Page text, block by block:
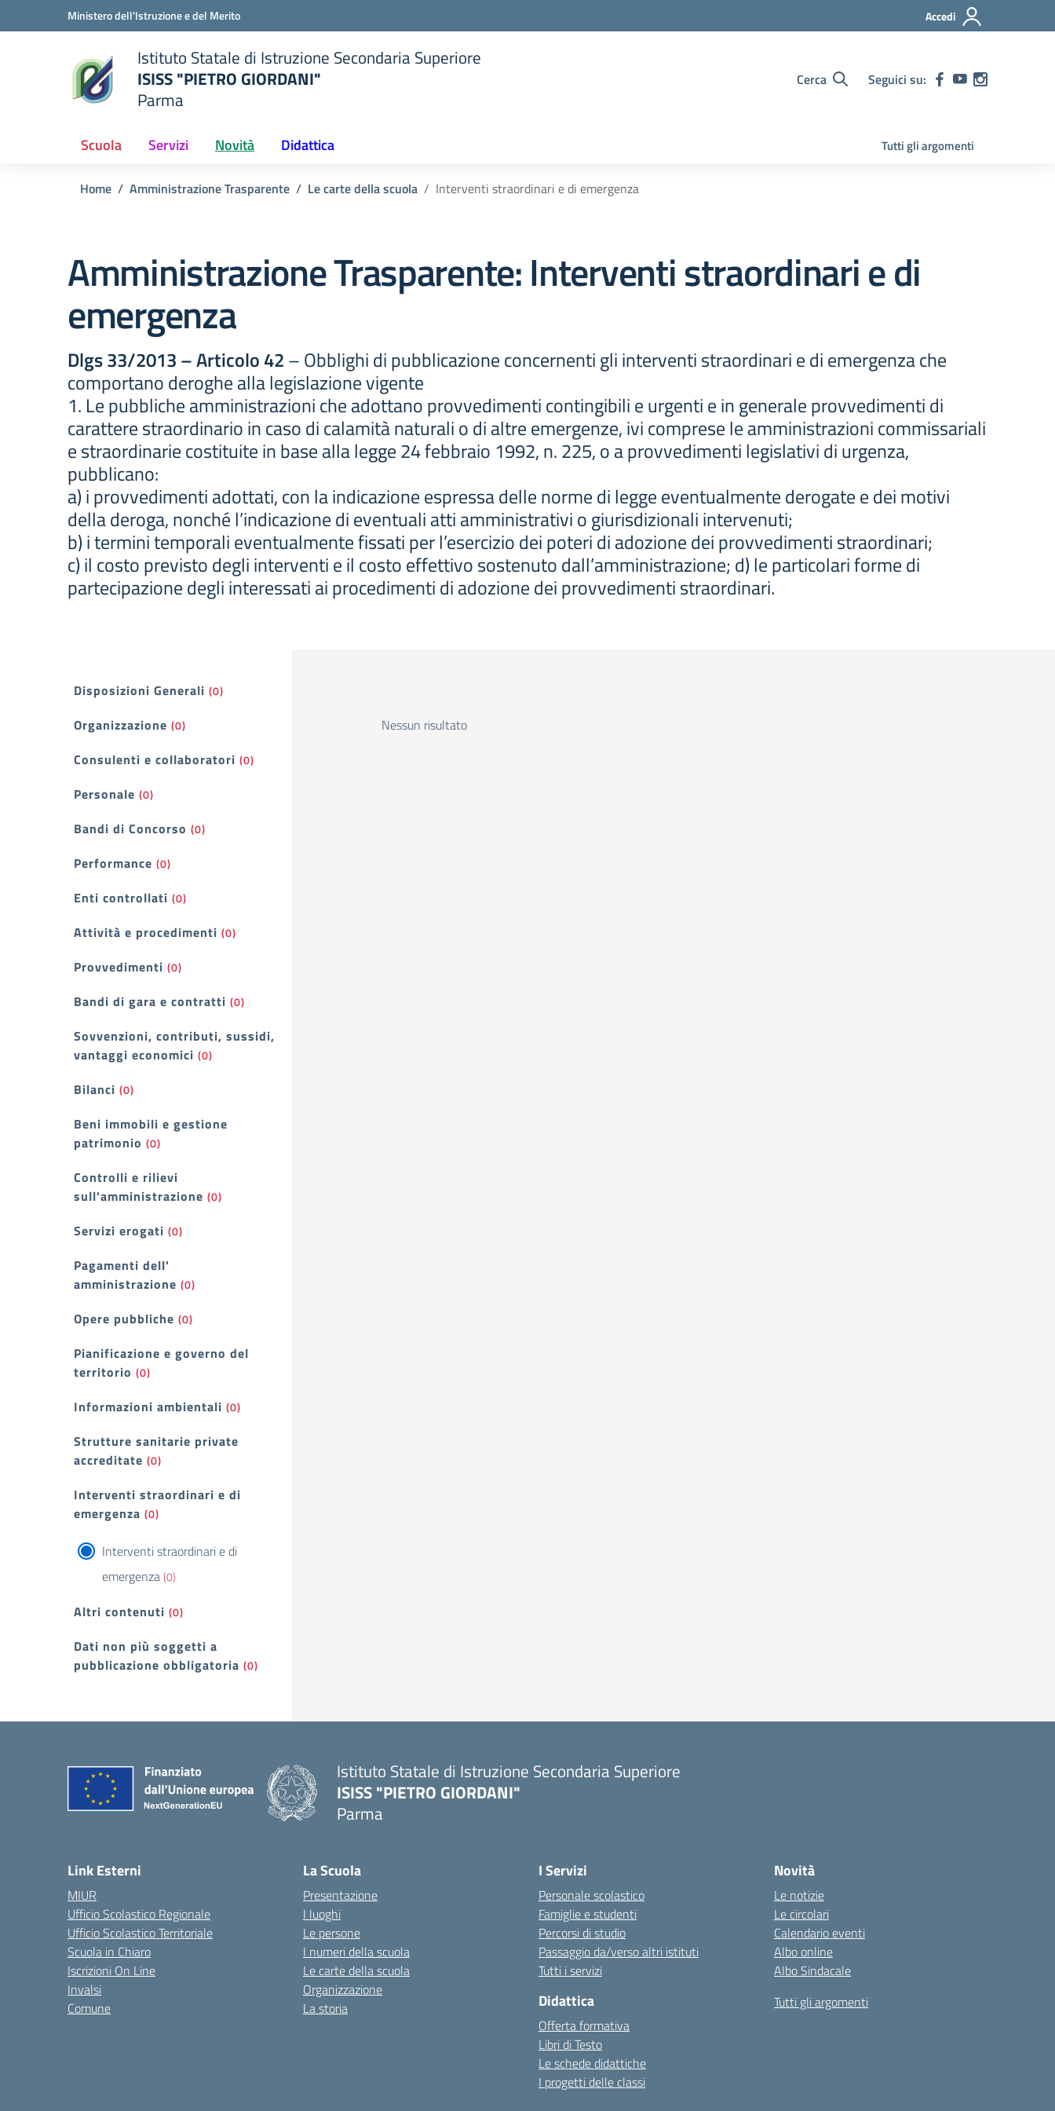
Vai ai contenuti
Vai al menu di navigazioneMinistero dell'Istruzione e del Merito Accedi
Istituto Statale di Istruzione Secondaria Superiore
ISISS "PIETRO GIORDANI"
Parma
Cerca Seguici su:
Scuola Servizi Novità Didattica Tutti gli argomenti
Home Amministrazione Trasparente Le carte della scuola Interventi straordinari e di emergenza
Amministrazione Trasparente:Interventi straordinari e di
emergenza
Dlgs 33/2013 – Articolo 42– Obblighi di pubblicazione concernenti gli interventi straordinari e di emergenza che
comportano deroghe alla legislazione vigente
1. Le pubbliche amministrazioni che adottano provvedimenti contingibili e urgenti e in generale provvedimenti di
carattere straordinario in caso di calamità naturali o di altre emergenze, ivi comprese le amministrazioni commissariali
e straordinarie costituite in base alla legge 24 febbraio 1992, n. 225, o a provvedimenti legislativi di urgenza,
pubblicano:
a) i provvedimenti adottati, con la indicazione espressa delle norme di legge eventualmente derogate e dei motivi
della deroga, nonché l’indicazione di eventuali atti amministrativi o giurisdizionali intervenuti;
b) i termini temporali eventualmente fissati per l’esercizio dei poteri di adozione dei provvedimenti straordinari;
c) il costo previsto degli interventi e il costo effettivo sostenuto dall’amministrazione; d) le particolari forme di
partecipazione degli interessati ai procedimenti di adozione dei provvedimenti straordinari.
Filtri
Disposizioni Generali (0)
Organizzazione (0)
Consulenti e collaboratori (0)
Personale (0)
Bandi di Concorso (0)
Performance (0)
Enti controllati (0)
Attività e procedimenti (0)
Provvedimenti (0)
Bandi di gara e contratti (0)
Sovvenzioni, contributi, sussidi,
vantaggi economici (0)
Bilanci (0)
Beni immobili e gestione
patrimonio (0)
Controlli e rilievi
sull'amministrazione (0)
Servizi erogati (0)
Pagamenti dell'
amministrazione (0)
Opere pubbliche (0)
Pianificazione e governo del
territorio (0)
Informazioni ambientali (0)
Strutture sanitarie private
accreditate (0)
Interventi straordinari e di
emergenza (0)
Interventi straordinari e di
emergenza(0)
Altri contenuti (0)
Dati non più soggetti a
pubblicazione obbligatoria (0)
Nessun risultato
Istituto Statale di Istruzione Secondaria Superiore
ISISS "PIETRO GIORDANI"
Parma
Link Esterni
MIUR
Ufficio Scolastico Regionale
Ufficio Scolastico Territoriale
Scuola in Chiaro
Iscrizioni On Line
Invalsi
Comune
La Scuola
Presentazione
I luoghi
Le persone
I numeri della scuola
Le carte della scuola
Organizzazione
La storia
I Servizi
Personale scolastico
Famiglie e studenti
Percorsi di studio
Passaggio da/verso altri istituti
Tutti i servizi
Didattica
Offerta formativa
Libri di Testo
Le schede didattiche
I progetti delle classi
Novità
Le notizie
Le circolari
Calendario eventi
Albo online
Albo Sindacale
Tutti gli argomenti